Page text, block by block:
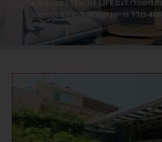
התקנת סוכך זרועות חשמלי דגם SEMINA LIFE בשבי ציון יבוא